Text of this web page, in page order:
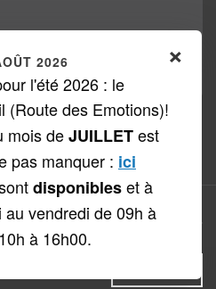
×
2026
l'été 2026 : le
(Route des Emotions)!
mois deJUILLETest
pas manquer : ici
disponibleset à
au vendredi de 09h à
à 16h00.
Copyright © 1999 - 2026Veloso Voyages
Cookies